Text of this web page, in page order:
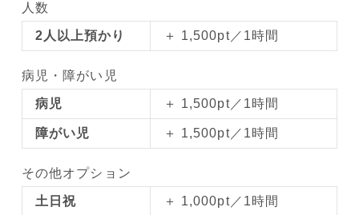
人数
2人以上預かり ＋ 1,500pt／1時間
病児・障がい児
病児 ＋ 1,500pt／1時間
障がい児 ＋ 1,500pt／1時間
その他オプション
土日祝 ＋ 1,000pt／1時間